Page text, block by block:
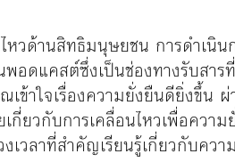
วด้านสิทธิมนุษยชน การดำเนิน
ดแคสต์ซึ่งเป็นช่องทางรับสารที่
ข้าใจเรื่องความยั่งยืนดียิ่งขึ้น
วกับการเคลื่อนไหวเพื่อความ
เวลาที่สำคัญเรียนรู้เกี่ยวกับควา